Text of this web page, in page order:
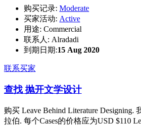
购买记录: Moderate
买家活动: Active
用途: Commercial
联系人: Alradadi
到期日期:15 Aug 2020
联系买家
查找 抛开文学设计
购买 Leave Behind Literature
拉伯. 每个Cases的价格应为USD $110